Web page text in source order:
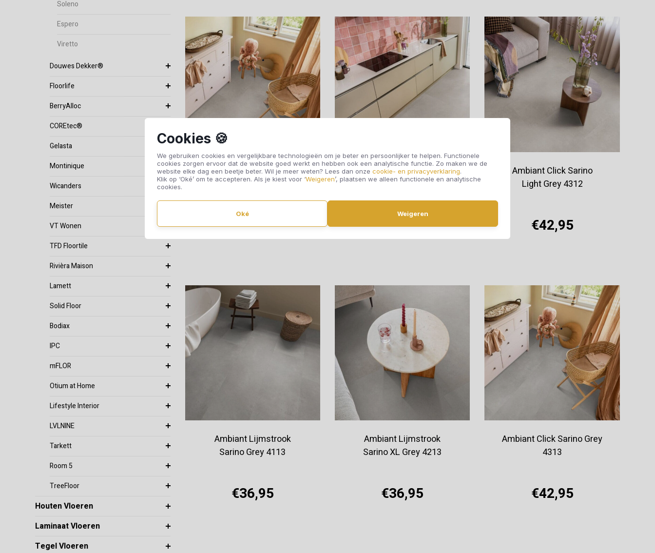
Cookies 🍪
We gebruiken cookies en vergelijkbare technologieën om je beter en persoonlijker te helpen. Functionele
cookies zorgen ervoor dat de website goed werkt en hebben ook een analytische functie. Zo maken we de
website elke dag een beetje beter. Wil je meer weten? Lees dan onze cookie- en privacyverklaring.
Klik op ‘Oké’ om te accepteren. Als je kiest voor ‘Weigeren’, plaatsen we alleen functionele en analytische
cookies.
Oké Weigeren
Soleno
Espero
Viretto
Douwes Dekker®
Floorlife
BerryAlloc
COREtec®
Gelasta
Montinique
Wicanders
Meister
VT Wonen
TFD Floortile
Rivièra Maison
Lamett
Solid Floor
Bodiax
IPC
mFLOR
Otium at Home
Lifestyle Interior
LVLNINE
Tarkett
Room 5
TreeFloor
Houten Vloeren
Laminaat Vloeren
Tegel Vloeren
Ambiant Lijmstrook
Sarino Light Grey 4112
€36,95
Ambiant Lijmstrook
Sarino XL Light Grey 4212
€36,95
Ambiant Click Sarino
Light Grey 4312
€42,95
Ambiant Lijmstrook
Sarino Grey 4113
€36,95
Ambiant Lijmstrook
Sarino XL Grey 4213
€36,95
Ambiant Click Sarino Grey
4313
€42,95